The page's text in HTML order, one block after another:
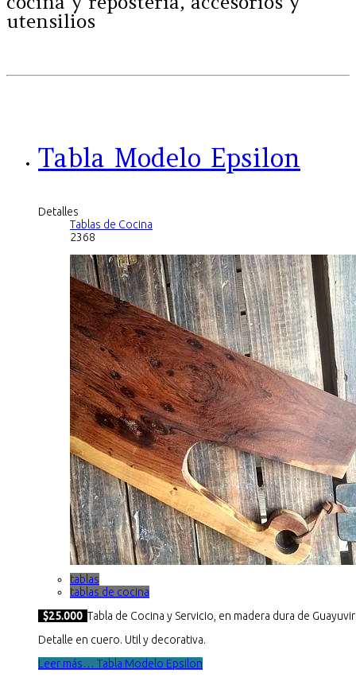
utensilios
Tabla Modelo Epsilon
Detalles
Tablas de Cocina
2368
tablas
tablas de cocina
$25.000 Tabla de Cocina y Servicio, en madera dura de
Detalle en cuero. Util y decorativa.
Leer más… Tabla Modelo Epsilon